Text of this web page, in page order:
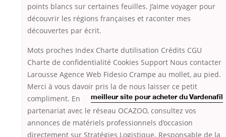
points blancs sur certaines feuilles. J’aime voyager pour
découvrir les régions françaises et raconter mes
découvertes par écrit.
Mots proches Index Charte dutilisation Crédits CGU
Charte de confidentialité Cookies Support Nous contacter
Larousse Agence Web Fidesio Crampe au mollet, au pied.
Merci à vous davoir pris la
meilleur site pour acheter du Vardenafil
de nous laisser ce petit
compliment. En
partenariat avec le réseau OCAZOO, consultez vos
annonces de matériels professionnels d’occasion
directement sur Stratégies Logistique. Responsable de la